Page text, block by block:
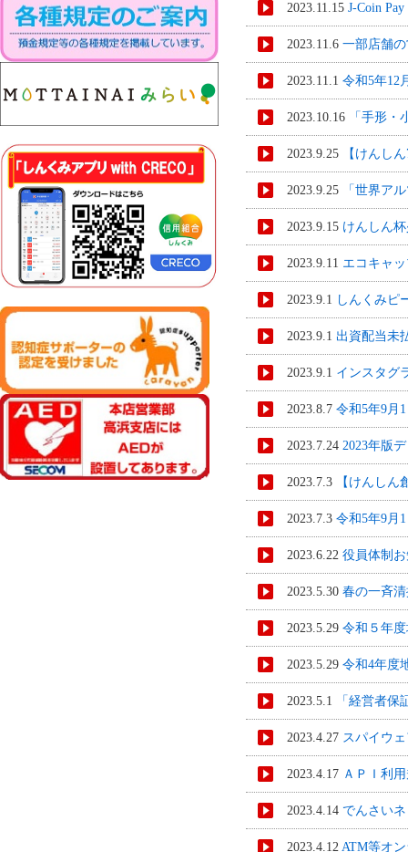
2023.11.15 J-Coin
2023.11.6 一部店舗
2023.11.1 令和5年12
2023.10.16 「手形
2023.9.25 【けんし
2023.9.25 「世界ア
2023.9.15 けんしん
2023.9.11 エコキャ
2023.9.1 しんくみピ
2023.9.1 出資配当未
2023.9.1 インスタグ
2023.8.7 令和5年9月
2023.7.24 2023年版
2023.7.3 【けんし
2023.7.3 令和5年9月
2023.6.22 役員体制
2023.5.30 春の一斉
2023.5.29 令和５年
2023.5.29 令和4年度
2023.5.1 「経営者
2023.4.27 スパイウ
2023.4.17 ＡＰＩ利
2023.4.14 でんさい
2023.4.12 ATM等オ